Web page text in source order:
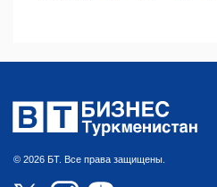
© 2026 БТ. Все права защищены.